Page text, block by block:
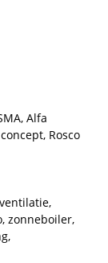
Alfa
Rosco
zonneboiler,